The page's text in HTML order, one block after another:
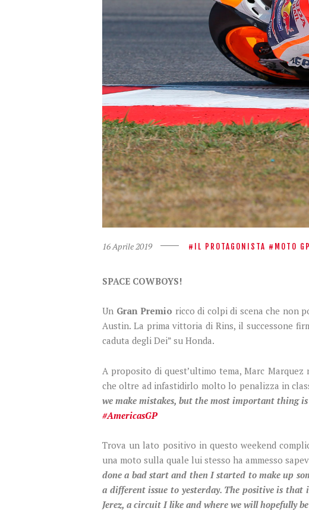
16 Aprile 2019 IL PROTAGONISTA MOTO
SPACE COWBOYS!
Un Gran Premio ricco di colpi di scena che non
Austin. La prima vittoria di Rins, il successone
caduta degli Dei” su Honda.
A proposito di quest’ultimo tema, Marc
che oltre ad infastidirlo molto lo penalizza in
we make mistakes, but the most important thing
#AmericasGP
Trova un lato positivo in questo weekend
una moto sulla quale lui stesso ha ammesso
done a bad start and then I started to make up
a different issue to yesterday. The positive is
Jerez, a circuit I like and where we will hopefully